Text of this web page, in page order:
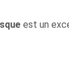
est un